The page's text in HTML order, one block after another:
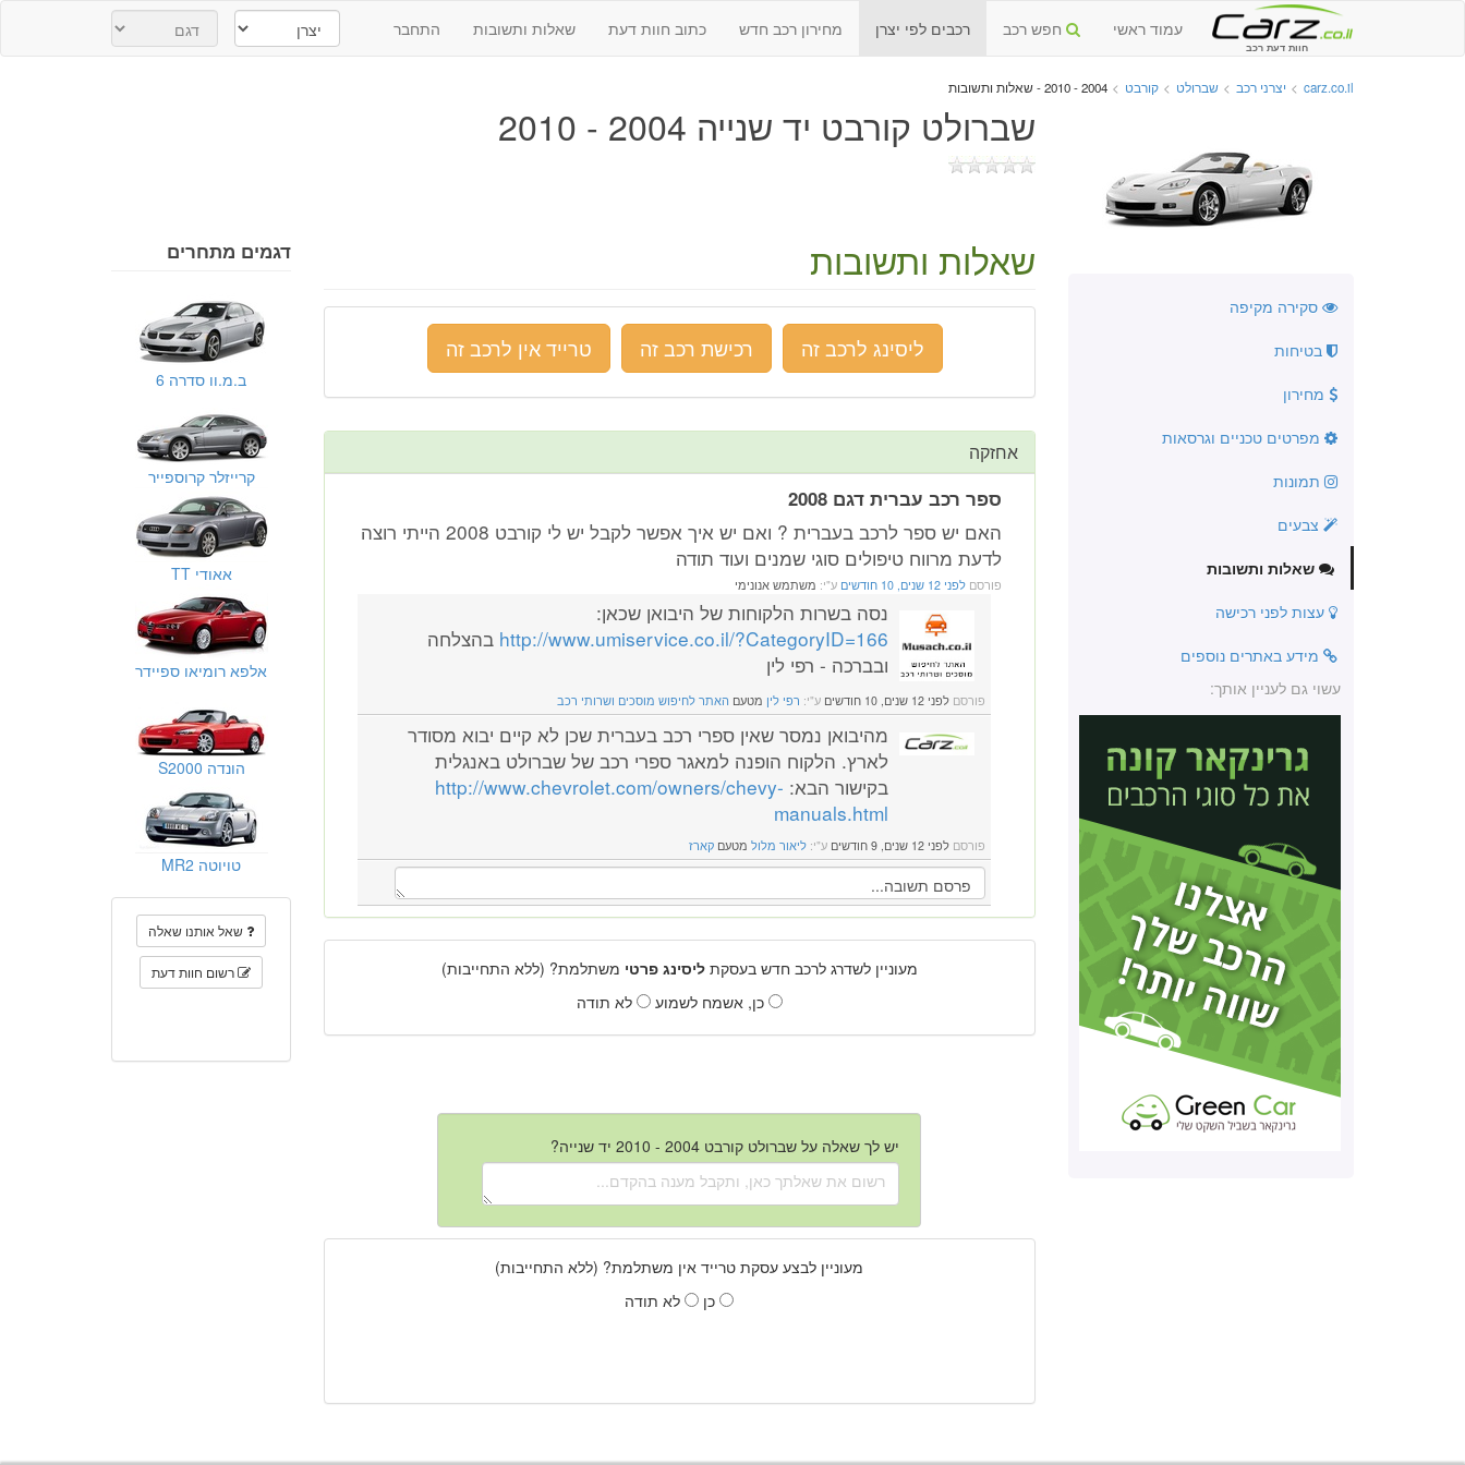
חוות דעת רכב
עמוד ראשי חפש רכב רכבים לפי יצרן מחירון רכב חדש כתוב חוות דעת שאלות ותשובות התחבר
carz.co.il
> יצרני רכב > שברולט > קורבט > 2004 - 2010 - שאלות ותשובות
שברולט קורבט יד שנייה 2004 - 2010
סקירה מקיפה
בטיחות
מחירון
מפרטים טכניים וגרסאות
תמונות
צבעים
שאלות ותשובות
עצות לפני רכישה
מידע באתרים נוספים
עשוי גם לעניין אותך:
שאלות ותשובות
ליסינג לרכב זה רכישת רכב זה טרייד אין לרכב זה
אחזקה
ספר רכב עברית דגם 2008
האם יש ספר לרכב בעברית ? ואם יש איך אפשר לקבל יש לי קורבט 2008 הייתי רוצה
לדעת מרווח טיפולים סוגי שמנים ועוד תודה
פורסםלפני 12 שנים, 10 חודשים ע"י: משתמש אנונימי
נסה בשרות הלקוחות של היבואן שכאן:
http://www.umiservice.co.il/?CategoryID=166 בהצלחה
ובברכה - רפי לין
פורסםלפני 12 שנים, 10 חודשים ע"י: רפי לין מטעם האתר לחיפוש מוסכים ושרותי רכב
מהיבואן נמסר שאין ספרי רכב בעברית שכן לא קיים יבוא מסודר
לארץ. הלקוח הופנה למאגר ספרי רכב של שברולט באנגלית
בקישור הבא: http://www.chevrolet.com/owners/chevy-
manuals.html
פורסםלפני 12 שנים, 9 חודשים ע"י:ליאור מלול מטעםקארז
מעוניין לשדרג לרכב חדש בעסקתליסינג פרטי משתלמת? (ללא התחייבות)
כן, אשמח לשמוע
לא תודה
יש לך שאלה על שברולט קורבט 2004 - 2010 יד שנייה?
מעוניין לבצע עסקת טרייד אין משתלמת? (ללא התחייבות)
כן
לא תודה
דגמים מתחרים
ב.מ.וו סדרה 6
קרייזלר קרוספייר
אאודי TT
אלפא רומיאו ספיידר
הונדה S2000
טויוטה MR2
שאל אותנו שאלה
רשום חוות דעת